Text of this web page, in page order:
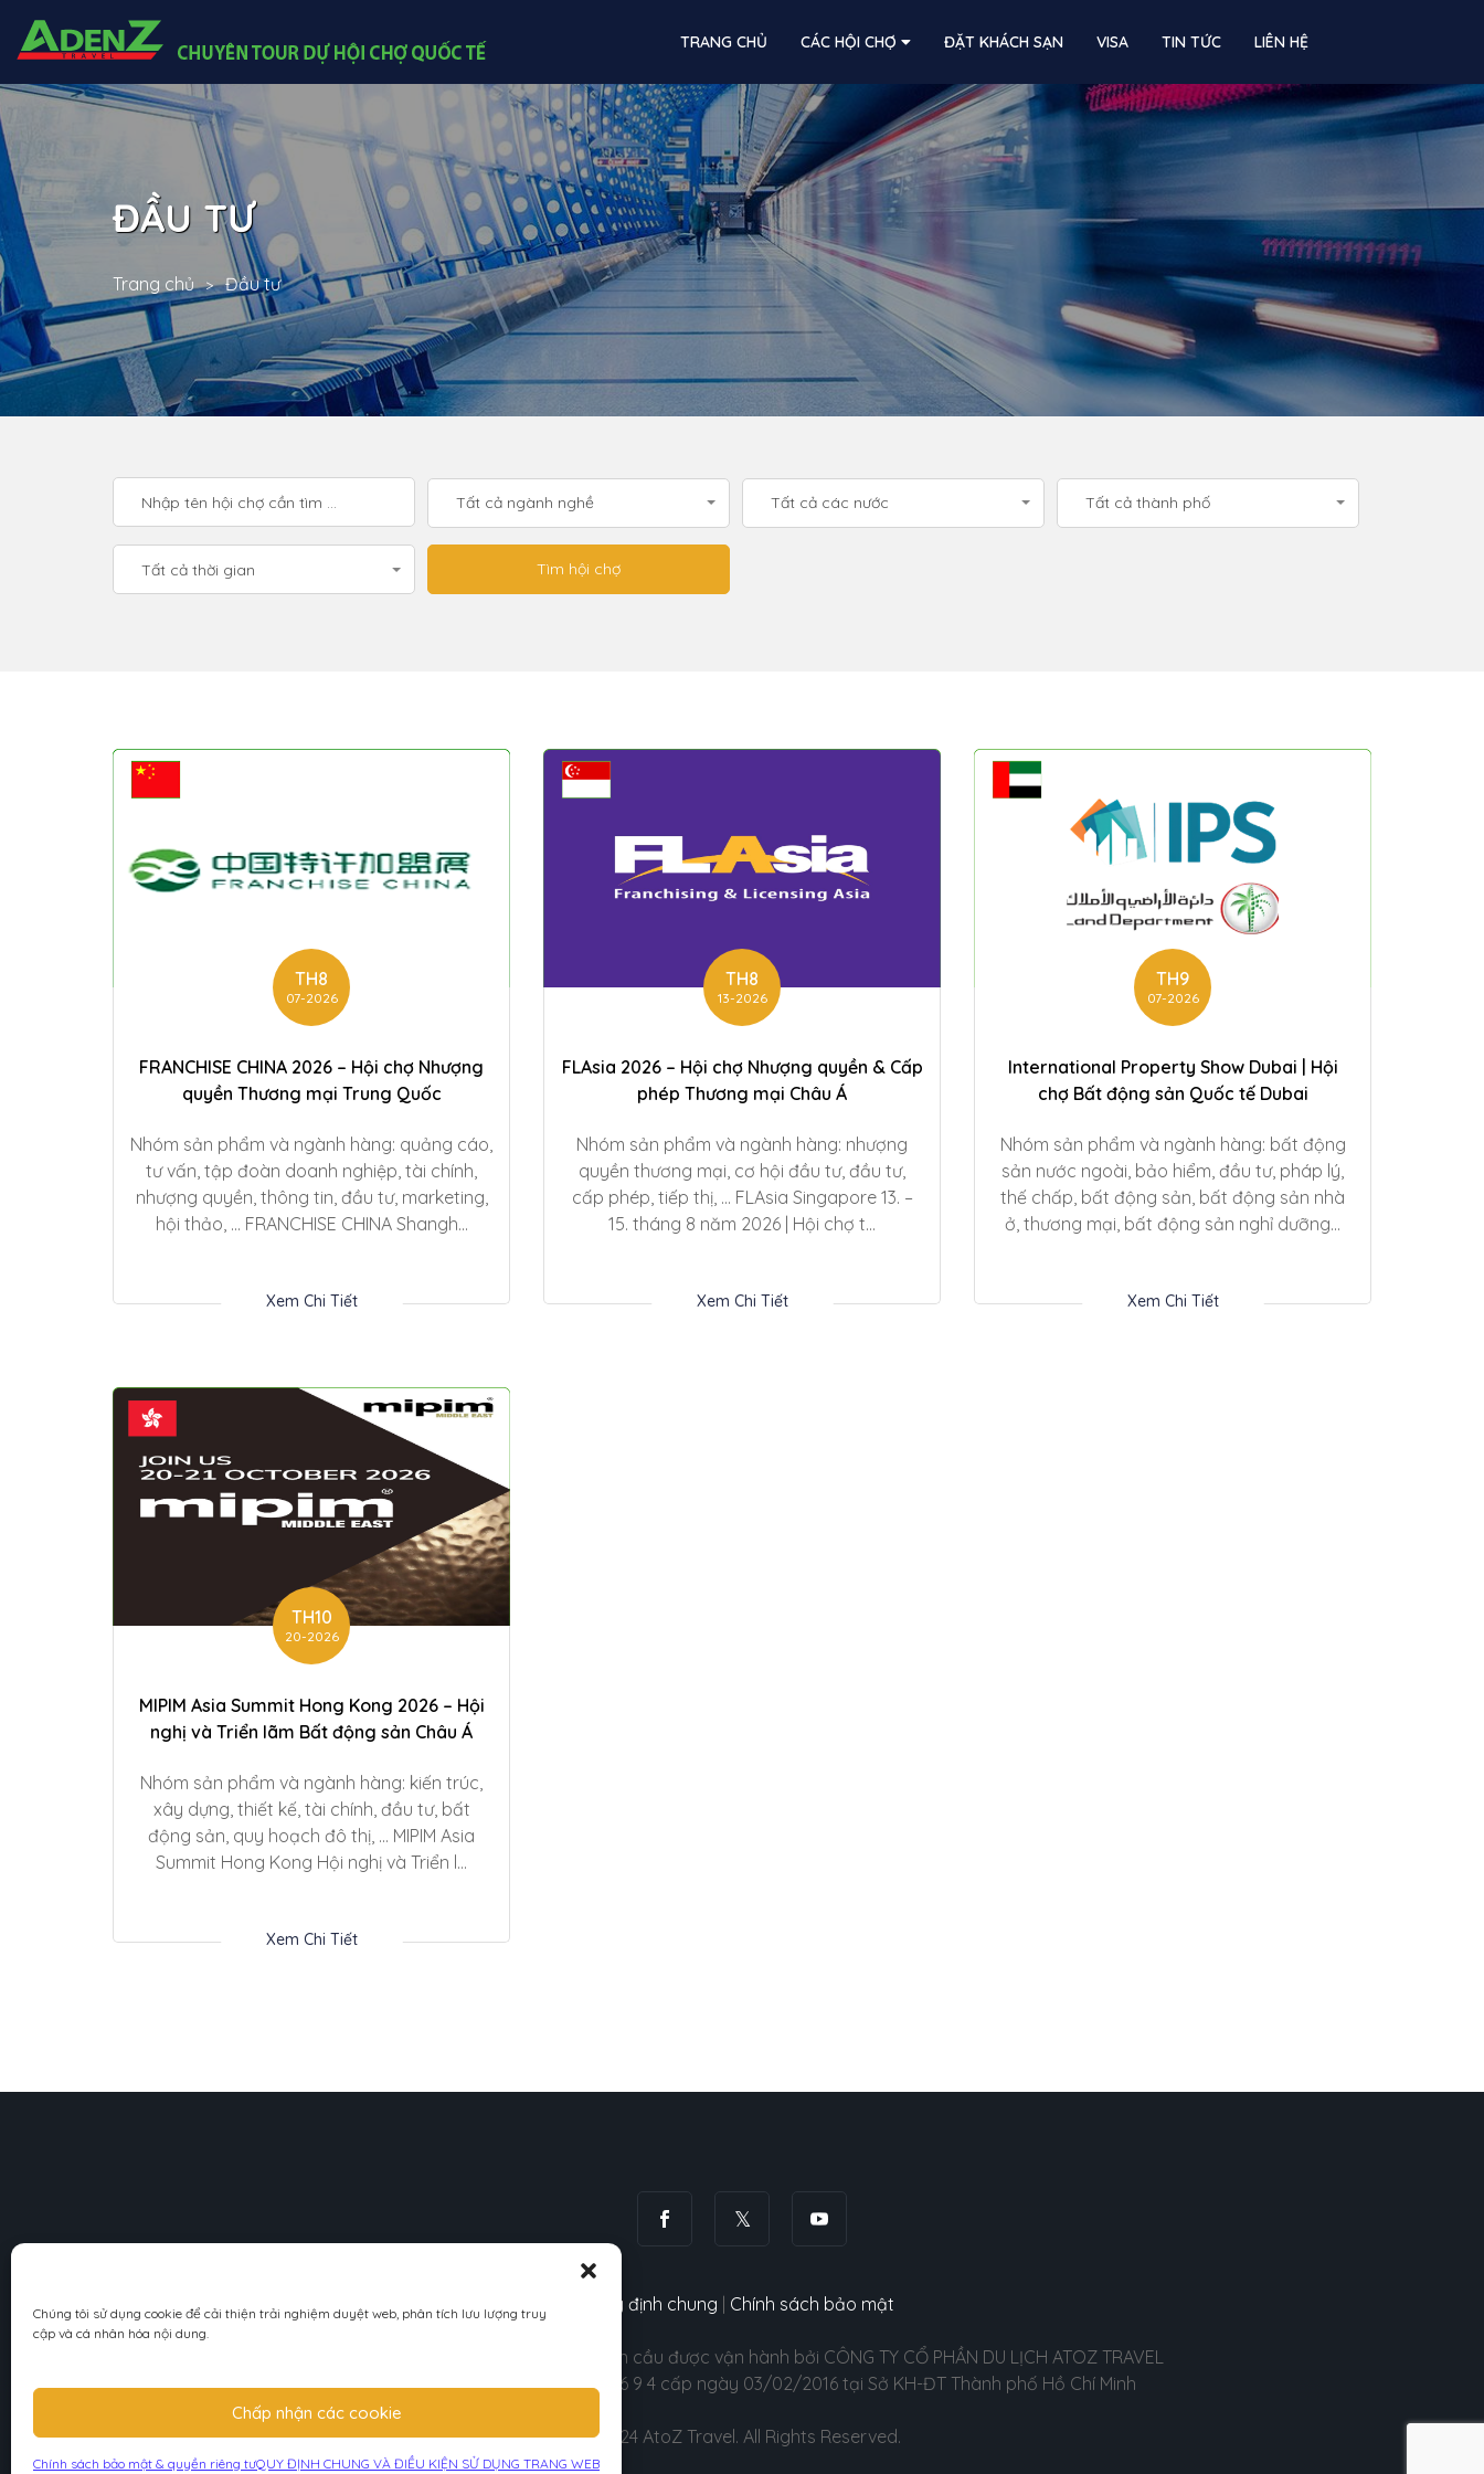
Chúng tôi sử dụng cookie để cải thiện trải nghiệm duyệt web, phân tích lưu lượng truy
cập và cá nhân hóa nội dung.
Chấp nhận các cookie
Chính sách bảo mật & quyền riêng tưQUY ĐỊNH CHUNG VÀ ĐIỀU KIỆN SỬ DỤNG TRANG WEB
TRANG CHỦ CÁC HỘI CHỢ ĐẶT KHÁCH SẠN VISA TIN TỨC LIÊN HỆ
ĐẦU TƯ
Trang chủ Đầu tư
Tất cả ngành nghề Tất cả các nước Tất cả thành phố
Tất cả thời gian
TH8
07-2026
FRANCHISE CHINA 2026 – Hội chợ Nhượng
quyền Thương mại Trung Quốc
Nhóm sản phẩm và ngành hàng: quảng cáo,
tư vấn, tập đoàn doanh nghiệp, tài chính,
nhượng quyền, thông tin, đầu tư, marketing,
hội thảo, … FRANCHISE CHINA Shangh...
Xem Chi Tiết
TH8
13-2026
FLAsia 2026 – Hội chợ Nhượng quyền & Cấp
phép Thương mại Châu Á
Nhóm sản phẩm và ngành hàng: nhượng
quyền thương mại, cơ hội đầu tư, đầu tư,
cấp phép, tiếp thị, … FLAsia Singapore 13. –
15. tháng 8 năm 2026 | Hội chợ t...
Xem Chi Tiết
TH9
07-2026
International Property Show Dubai | Hội
chợ Bất động sản Quốc tế Dubai
Nhóm sản phẩm và ngành hàng: bất động
sản nước ngoài, bảo hiểm, đầu tư, pháp lý,
thế chấp, bất động sản, bất động sản nhà
ở, thương mại, bất động sản nghỉ dưỡng...
Xem Chi Tiết
TH10
20-2026
MIPIM Asia Summit Hong Kong 2026 – Hội
nghị và Triển lãm Bất động sản Châu Á
Nhóm sản phẩm và ngành hàng: kiến trúc,
xây dựng, thiết kế, tài chính, đầu tư, bất
động sản, quy hoạch đô thị, … MIPIM Asia
Summit Hong Kong Hội nghị và Triển l...
Xem Chi Tiết
Quy định chung Chính sách bảo mật
Trang dữ liệu về Hội chợ Quốc tế toàn cầu được vận hành bởi CÔNG TY CỔ PHẦN DU LỊCH ATOZ TRAVEL
Mã số thuế/số ĐKKD: 0 3 1 3 6 2 4 6 9 4 cấp ngày 03/02/2016 tại Sở KH-ĐT Thành phố Hồ Chí Minh
©2024 AtoZ Travel. All Rights Reserved.